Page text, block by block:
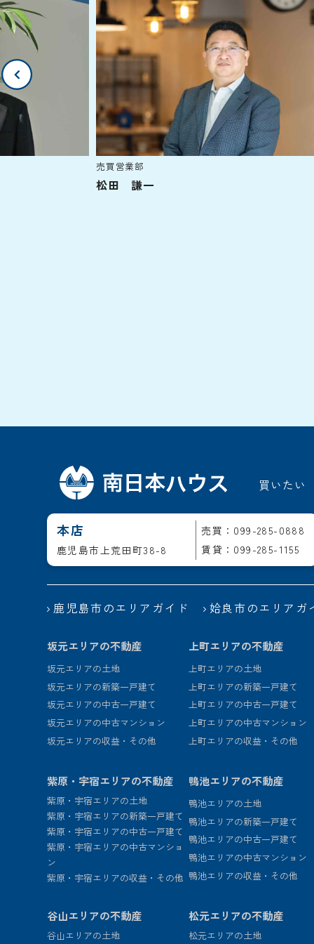
売買営業部
松田 謙一
買いたい
本店
鹿児島市上荒田町38-8
売買：099-285-0888
賃貸：099-285-1155
鹿児島市のエリアガイド 姶良市のエリアガ
坂元エリアの不動産
坂元エリアの土地
坂元エリアの新築一戸建て
坂元エリアの中古一戸建て
坂元エリアの中古マンション
坂元エリアの収益・その他
上町エリアの不動産
上町エリアの土地
上町エリアの新築一戸建て
上町エリアの中古一戸建て
上町エリアの中古マンション
上町エリアの収益・その他
紫原・宇宿エリアの不動産
紫原・宇宿エリアの土地
紫原・宇宿エリアの新築一戸建て
紫原・宇宿エリアの中古一戸建て
紫原・宇宿エリアの中古マンショ
ン
紫原・宇宿エリアの収益・その他
鴨池エリアの不動産
鴨池エリアの土地
鴨池エリアの新築一戸建て
鴨池エリアの中古一戸建て
鴨池エリアの中古マンション
鴨池エリアの収益・その他
谷山エリアの不動産
谷山エリアの土地
松元エリアの不動産
松元エリアの土地